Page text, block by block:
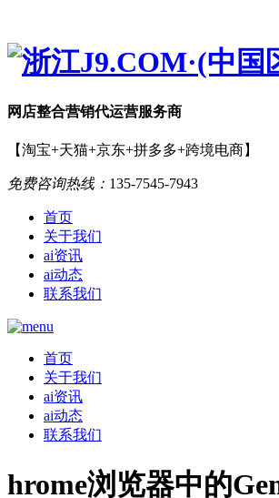
网店整合营销代运营服务商
【淘宝+天猫+京东+拼多多+跨境电商】
免费咨询热线： 135-7545-7943
首页
关于我们
ai资讯
ai动态
联系我们
首页
关于我们
ai资讯
ai动态
联系我们
hrome浏览器中的